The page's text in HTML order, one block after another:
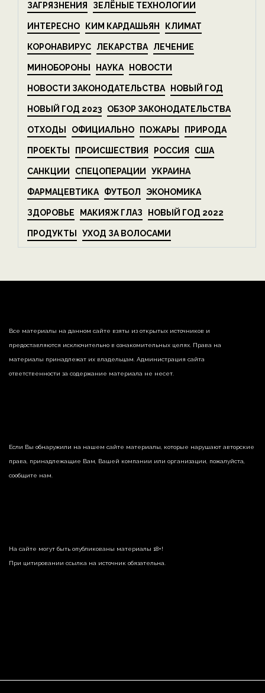
ЗАГРЯЗНЕНИЯ ЗЕЛЁНЫЕ ТЕХНОЛОГИИ
ИНТЕРЕСНО КИМ КАРДАШЬЯН КЛИМАТ
КОРОНАВИРУС ЛЕКАРСТВА ЛЕЧЕНИЕ
МИНОБОРОНЫ НАУКА НОВОСТИ
НОВОСТИ ЗАКОНОДАТЕЛЬСТВА НОВЫЙ ГОД
НОВЫЙ ГОД 2023 ОБЗОР ЗАКОНОДАТЕЛЬСТВА
ОТХОДЫ ОФИЦИАЛЬНО ПОЖАРЫ ПРИРОДА
ПРОЕКТЫ ПРОИСШЕСТВИЯ РОССИЯ США
САНКЦИИ СПЕЦОПЕРАЦИИ УКРАИНА
ФАРМАЦЕВТИКА ФУТБОЛ ЭКОНОМИКА
ЗДОРОВЬЕ МАКИЯЖ ГЛАЗ НОВЫЙ ГОД 2022
ПРОДУКТЫ УХОД ЗА ВОЛОСАМИ
Все материалы на данном сайте взяты из открытых источников и
предоставляются исключительно в ознакомительных целях. Права на
материалы принадлежат их владельцам. Администрация сайта
ответственности за содержание материала не несет.
Если Вы обнаружили на нашем сайте материалы, которые нарушают авторские
права, принадлежащие Вам, Вашей компании или организации, пожалуйста,
сообщите нам.
На сайте могут быть опубликованы материалы 18+!
При цитировании ссылка на источник обязательна.